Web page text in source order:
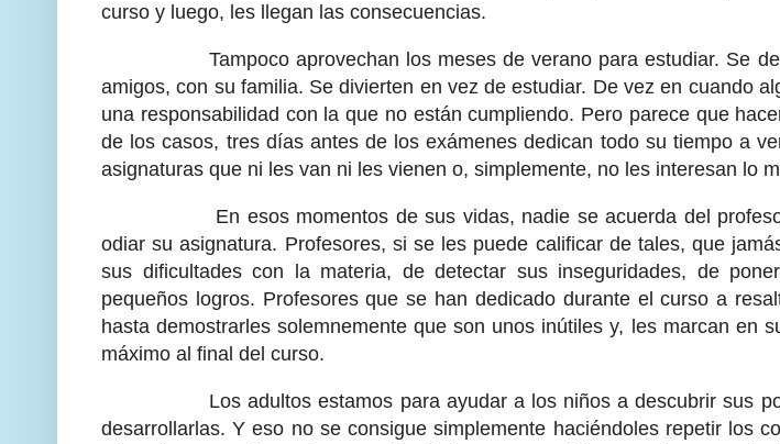
curso y luego, les llegan las consecuencias.
Tampoco aprovechan los meses de verano para estudiar. Se
amigos, con su familia. Se divierten en vez de estudiar. De vez en cuando
una responsabilidad con la que no están cumpliendo. Pero parece que
de los casos, tres días antes de los exámenes dedican todo su tiempo a
asignaturas que ni les van ni les vienen o, simplemente, no les interesan lo
En esos momentos de sus vidas, nadie se acuerda del
odiar su asignatura. Profesores, si se les puede calificar de tales, que
sus dificultades con la materia, de detectar sus inseguridades, de
pequeños logros. Profesores que se han dedicado durante el curso a
hasta demostrarles solemnemente que son unos inútiles y, les marcan en
máximo al final del curso.
Los adultos estamos para ayudar a los niños a descubrir sus
desarrollarlas. Y eso no se consigue simplemente haciéndoles repetir los